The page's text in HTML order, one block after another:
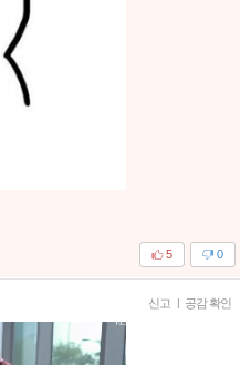
0
5
신고 | 공감 확인